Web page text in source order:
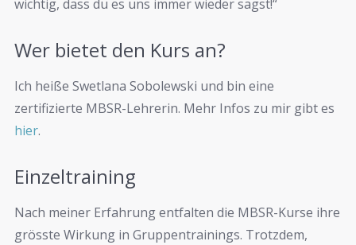
wichtig, dass du es uns immer wieder sagst!“
Wer bietet den Kurs an?
Ich heiße Swetlana Sobolewski und bin eine
zertifizierte MBSR-Lehrerin. Mehr Infos zu mir gibt es
hier.
Einzeltraining
Nach meiner Erfahrung entfalten die MBSR-Kurse ihre
grösste Wirkung in Gruppentrainings. Trotzdem,